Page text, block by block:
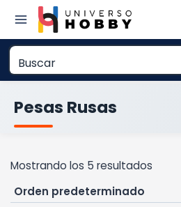
contenido
Pesas Rusas
Mostrando los 5 resultados